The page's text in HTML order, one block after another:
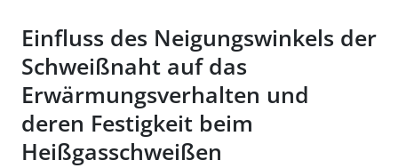
Einfluss des Neigungswinkels der
Schweißnaht auf das
Erwärmungsverhalten und
deren Festigkeit beim
Heißgasschweißen